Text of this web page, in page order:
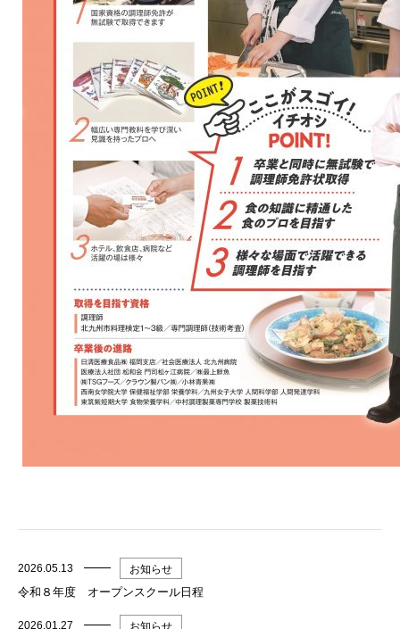
2026.05.13 お知らせ
令和８年度 オープンスクール日程
2026.01.27 お知らせ